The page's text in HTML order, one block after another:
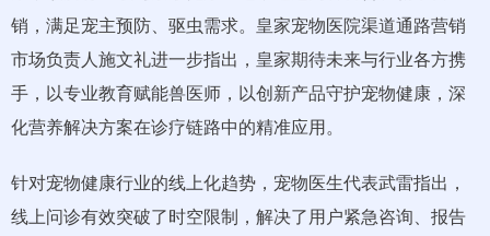
销，满足宠主预防、驱虫需求。皇家宠物医院渠道通路营销
市场负责人施文礼进一步指出，皇家期待未来与行业各方携
手，以专业教育赋能兽医师，以创新产品守护宠物健康，深
化营养解决方案在诊疗链路中的精准应用。
针对宠物健康行业的线上化趋势，宠物医生代表武雷指出，
线上问诊有效突破了时空限制，解决了用户紧急咨询、报告